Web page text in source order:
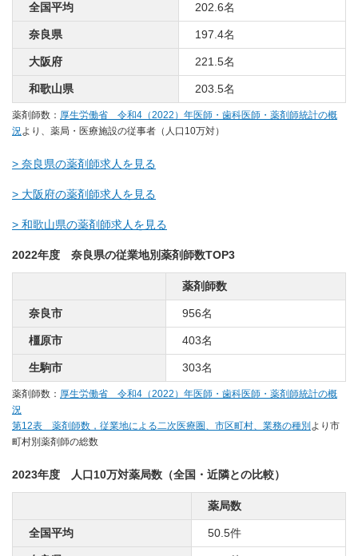
全国平均 202.6名
奈良県 197.4名
大阪府 221.5名
和歌山県 203.5名
薬剤師数： 厚生労働省 令和4（2022）年医師・歯科医師・薬剤師統計の概
況より、薬局・医療施設の従事者（人口10万対）
> 奈良県の薬剤師求人を見る
> 大阪府の薬剤師求人を見る
> 和歌山県の薬剤師求人を見る
2022年度 奈良県の従業地別薬剤師数TOP3
薬剤師数
奈良市 956名
橿原市 403名
生駒市 303名
薬剤師数： 厚生労働省 令和4（2022）年医師・歯科医師・薬剤師統計の概
況
第12表 薬剤師数，従業地による二次医療圏、市区町村、業務の種別 より市
町村別薬剤師の総数
2023年度 人口10万対薬局数（全国・近隣との比較）
薬局数
全国平均 50.5件